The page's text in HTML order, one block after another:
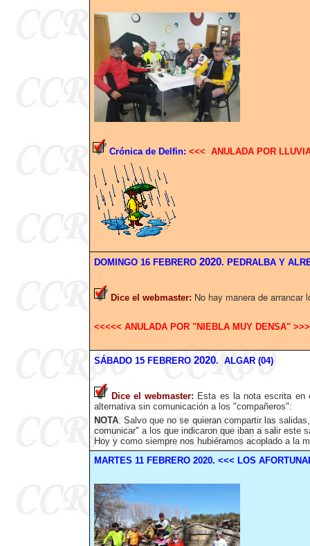
Crónica de Delfin: <<< ANULADA POR
DOMINGO 16 FEBRERO 2020. PEDRALBA Y
Dice el webmaster: No hay manera de arrancar
<<<<< ANULADA POR "NIEBLA MUY DENSA"
SÁBADO15FEBRERO 2020. ALGAR (04)
Dice el webmaster: Esta es la nota escrita en
alternativa sin comunicación a los "compañeros":
NOTA. Salvo que no se quieran compartir las
comunicar" a los que indicaron que iban a salir este
Hoy y como siempre nos hubiéramos acoplado a la
MARTES 11FEBRERO 2020. <<< LOS